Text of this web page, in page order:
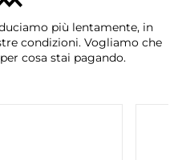
più lentamente, in
condizioni. Vogliamo che
cosa stai pagando.